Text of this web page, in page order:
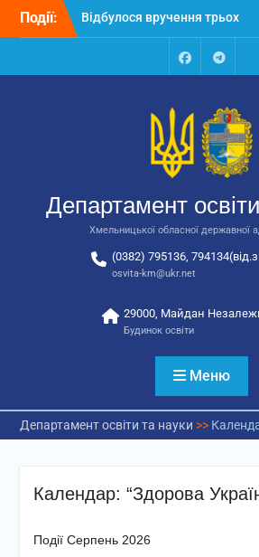
Перейти
Події:
Відбулося вручення трьох
автобусів для потреб
Відбулося засідання
освіти та науки обласної
державної адміністрації
Відбулась обласна
національно-патріотичне
виховання
Facebook
Департамент
Хмельницької обласної державної
(0382) 795136,
osvita-km@ukr.net
29000, Майдан
Будинок освіти
Меню
Департамент освіти та науки >>
Календар: “Здорова
Події Серпень 2026